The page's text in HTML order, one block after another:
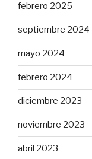
febrero 2025
septiembre 2024
mayo 2024
febrero 2024
diciembre 2023
noviembre 2023
abril 2023